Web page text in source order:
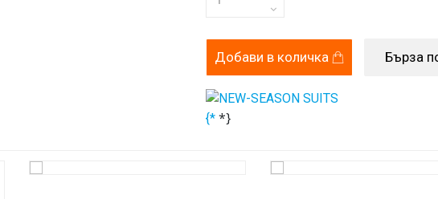
Добави в количка Бърза
{* *}